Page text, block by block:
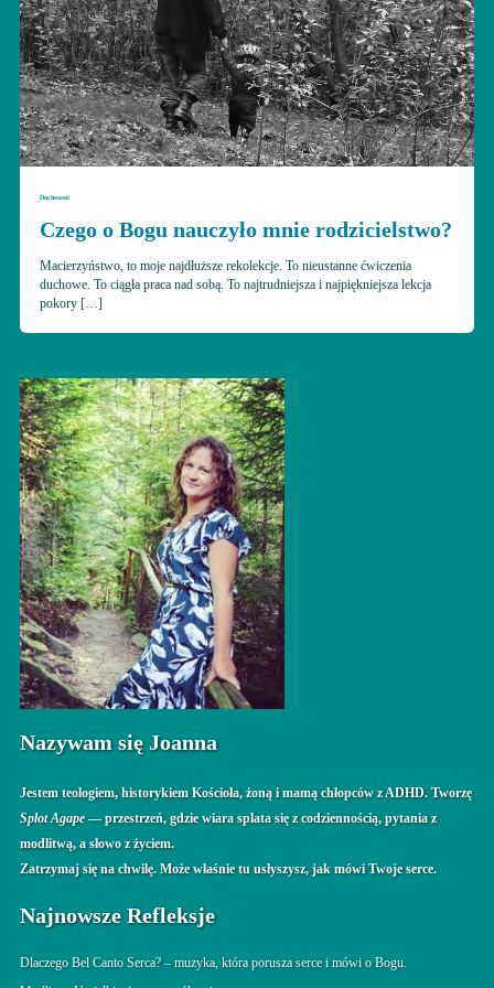
Duchowość
Czego o Bogu nauczyło mnie rodzicielstwo?
Macierzyństwo, to moje najdłuższe rekolekcje. To nieustanne ćwiczenia
duchowe. To ciągła praca nad sobą. To najtrudniejsza i najpiękniejsza lekcja
pokory […]
Nazywam się Joanna
Jestem teologiem, historykiem Kościoła, żoną i mamą chłopców z ADHD. Tworzę
Splot Agape— przestrzeń, gdzie wiara splata się z codziennością, pytania z
modlitwą, a słowo z życiem.
Zatrzymaj się na chwilę. Może właśnie tu usłyszysz, jak mówi Twoje serce.
Najnowsze Refleksje
Dlaczego Bel Canto Serca? – muzyka, która porusza serce i mówi o Bogu.